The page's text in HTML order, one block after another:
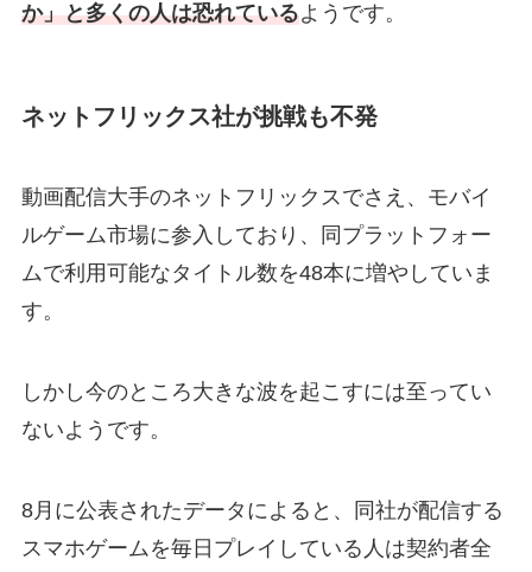
か」と多くの人は恐れているようです。
ネットフリックス社が挑戦も不発
動画配信大手のネットフリックスでさえ、モバイ
ルゲーム市場に参入しており、同プラットフォー
ムで利用可能なタイトル数を48本に増やしていま
す。
しかし今のところ大きな波を起こすには至ってい
ないようです。
8月に公表されたデータによると、同社が配信する
スマホゲームを毎日プレイしている人は契約者全